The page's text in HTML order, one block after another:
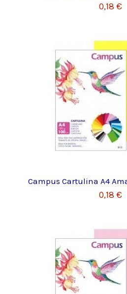
0,18 €
Campus Cartulina A4
0,18 €